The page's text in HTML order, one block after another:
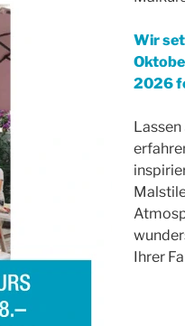
Wir
2026
Ihrer